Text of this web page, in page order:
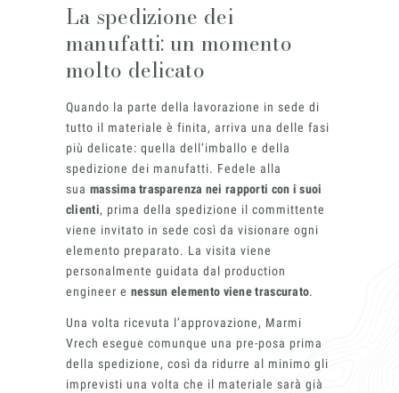
La spedizione dei
manufatti: un momento
molto delicato
Quando la parte della lavorazione in sede di
tutto il materiale è finita, arriva una delle fasi
più delicate: quella dell’imballo e della
spedizione dei manufatti. Fedele alla
sua massima trasparenza nei rapporti con i suoi
clienti, prima della spedizione il committente
viene invitato in sede così da visionare ogni
elemento preparato. La visita viene
personalmente guidata dal production
engineer e nessun elemento viene trascurato.
Una volta ricevuta l’approvazione, Marmi
Vrech esegue comunque una pre-posa prima
della spedizione, così da ridurre al minimo gli
imprevisti una volta che il materiale sarà già